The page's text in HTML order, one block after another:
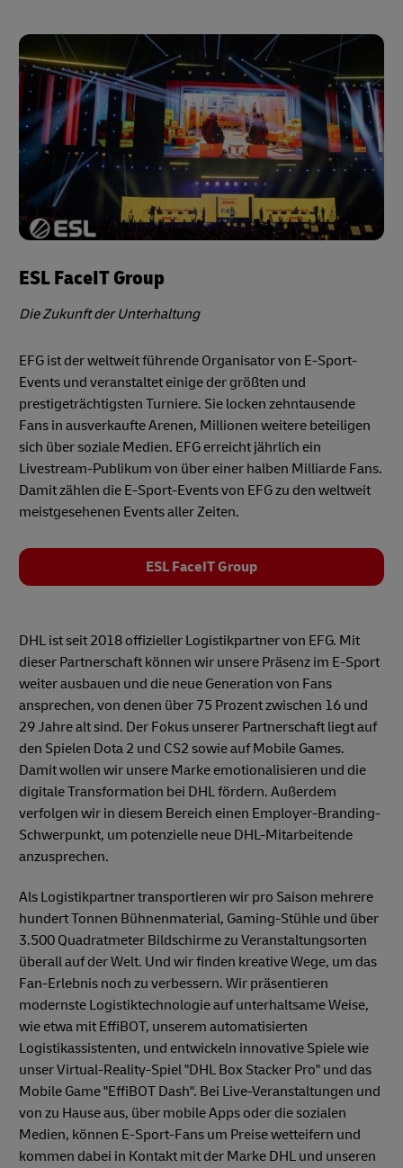
ESL FaceIT Group
Die Zukunft der Unterhaltung
EFG ist der weltweit führende Organisator von E-Sport-
Events und veranstaltet einige der größten und
prestigeträchtigsten Turniere. Sie locken zehntausende
Fans in ausverkaufte Arenen, Millionen weitere beteiligen
sich über soziale Medien. EFG erreicht jährlich ein
Livestream-Publikum von über einer halben Milliarde Fans.
Damit zählen die E-Sport-Events von EFG zu den weltweit
meistgesehenen Events aller Zeiten.
ESL FaceIT Group
DHL ist seit 2018 offizieller Logistikpartner von EFG. Mit
dieser Partnerschaft können wir unsere Präsenz im E-Sport
weiter ausbauen und die neue Generation von Fans
ansprechen, von denen über 75 Prozent zwischen 16 und
29 Jahre alt sind. Der Fokus unserer Partnerschaft liegt auf
den Spielen Dota 2 und CS2 sowie auf Mobile Games.
Damit wollen wir unsere Marke emotionalisieren und die
digitale Transformation bei DHL fördern. Außerdem
verfolgen wir in diesem Bereich einen Employer-Branding-
Schwerpunkt, um potenzielle neue DHL-Mitarbeitende
anzusprechen.
Als Logistikpartner transportieren wir pro Saison mehrere
hundert Tonnen Bühnenmaterial, Gaming-Stühle und über
3.500 Quadratmeter Bildschirme zu Veranstaltungsorten
überall auf der Welt. Und wir finden kreative Wege, um das
Fan-Erlebnis noch zu verbessern. Wir präsentieren
modernste Logistiktechnologie auf unterhaltsame Weise,
wie etwa mit EffiBOT, unserem automatisierten
Logistikassistenten, und entwickeln innovative Spiele wie
unser Virtual-Reality-Spiel "DHL Box Stacker Pro" und das
Mobile Game "EffiBOT Dash". Bei Live-Veranstaltungen und
von zu Hause aus, über mobile Apps oder die sozialen
Medien, können E-Sport-Fans um Preise wetteifern und
kommen dabei in Kontakt mit der Marke DHL und unseren